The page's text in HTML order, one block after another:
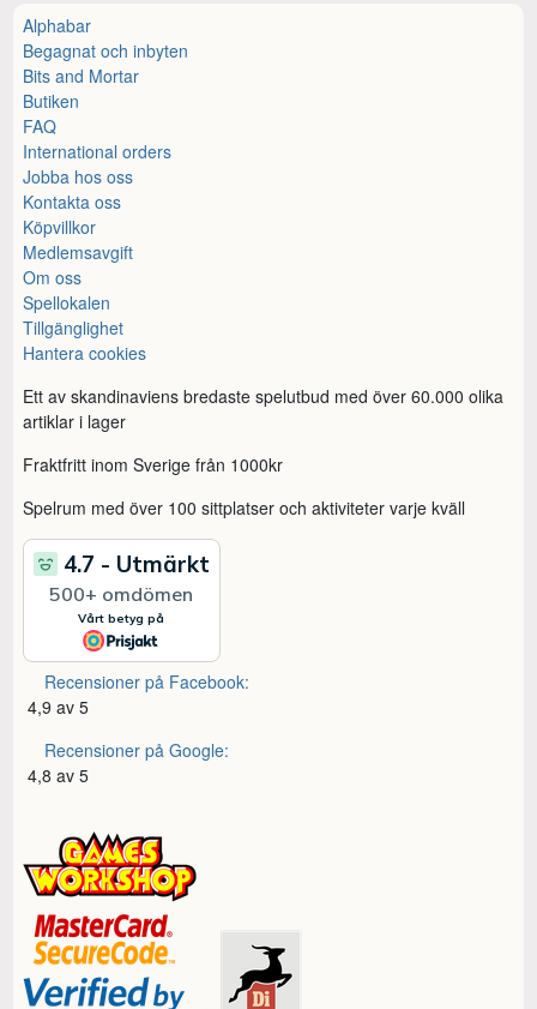
Alphabar
Begagnat och inbyten
Bits and Mortar
Butiken
FAQ
International orders
Jobba hos oss
Kontakta oss
Köpvillkor
Medlemsavgift
Om oss
Spellokalen
Tillgänglighet
Hantera cookies
Ett av skandinaviens bredaste spelutbud med över 60.000 olika
artiklar i lager
Fraktfritt inom Sverige från 1000kr
Spelrum med över 100 sittplatser och aktiviteter varje kväll
Recensioner på Facebook:
4,9 av 5
Recensioner på Google:
4,8 av 5